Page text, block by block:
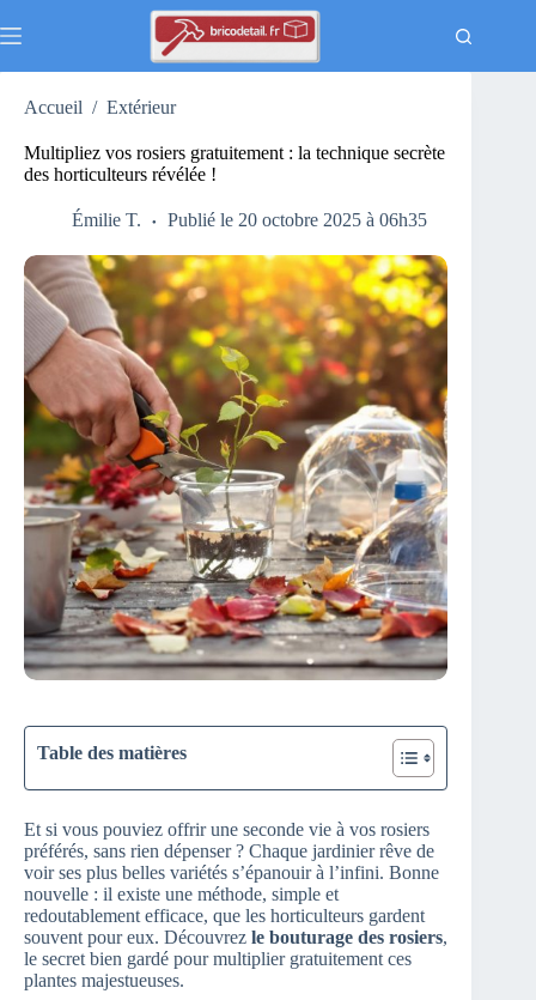
au
Accueil / Extérieur
Multipliez vos rosiers gratuitement : la technique secrète
des horticulteurs révélée !
Émilie T. Publié le 20 octobre 2025 à 06h35
Table des matières
Et si vous pouviez offrir une seconde vie à vos rosiers
préférés, sans rien dépenser ? Chaque jardinier rêve de
voir ses plus belles variétés s’épanouir à l’infini. Bonne
nouvelle : il existe une méthode, simple et
redoutablement efficace, que les horticulteurs gardent
souvent pour eux. Découvrez le bouturage des rosiers,
le secret bien gardé pour multiplier gratuitement ces
plantes majestueuses.